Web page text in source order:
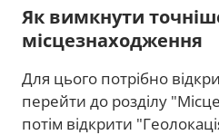
Як вимкнути
місцезнаходження
Для цього потрібно
перейти до розділу
потім відкрити